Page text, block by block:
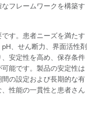
フレームワークを構築す
す。患者ニーズを満たす
、せん断力、界面活性剤
安定性を高め、保存条件
能です。製品の安定性は
の設定および長期的な有
性能の一貫性と患者さん